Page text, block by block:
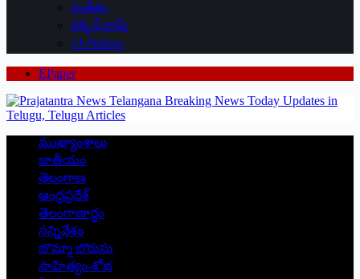
సంకేతం
దక్కన్.కామ్
24 గంటలు
EPaper
ముఖ్యాంశాలు
జాతీయం
తెలంగాణ
ఆంధ్రప్రదేశ్
తెలంగాణార్థం
సన్నివేశం
బొమ్మా బొరుసు
సాహిత్యం-శోభ